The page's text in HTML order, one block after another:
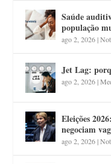
Saúde
população
ago 2, 2026|
Jet Lag:
ago 2, 2026|
Eleições
negociam
ago 2, 2026|